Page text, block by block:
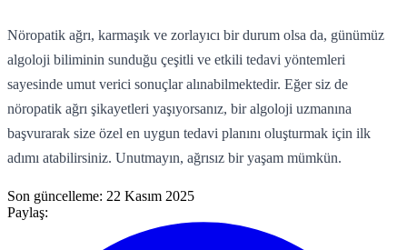
Nöropatik ağrı, karmaşık ve zorlayıcı bir durum olsa da, günümüz
algoloji biliminin sunduğu çeşitli ve etkili tedavi yöntemleri
sayesinde umut verici sonuçlar alınabilmektedir. Eğer siz de
nöropatik ağrı şikayetleri yaşıyorsanız, bir algoloji uzmanına
başvurarak size özel en uygun tedavi planını oluşturmak için ilk
adımı atabilirsiniz. Unutmayın, ağrısız bir yaşam mümkün.
Son güncelleme: 22 Kasım 2025
Paylaş: